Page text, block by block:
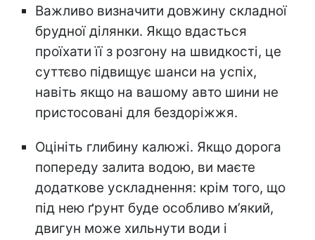
Важливо визначити довжину складної
брудної ділянки. Якщо вдасться
проїхати її з розгону на швидкості, це
суттєво підвищує шанси на успіх,
навіть якщо на вашому авто шини не
пристосовані для бездоріжжя.
Оцініть глибину калюжі. Якщо дорога
попереду залита водою, ви маєте
додаткове ускладнення: крім того, що
під нею ґрунт буде особливо м’який,
двигун може хильнути води і